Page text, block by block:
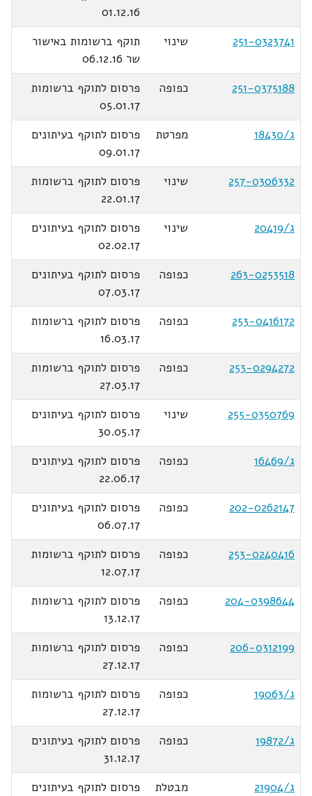
01.12.16
251-0323741
שינוי
תוקף ברשומות באישור
שר 06.12.16
251-0375188
כפופה
פרסום לתוקף ברשומות
05.01.17
ג/18430
מפרטת
פרסום לתוקף בעיתונים
09.01.17
257-0306332
שינוי
פרסום לתוקף ברשומות
22.01.17
ג/20419
שינוי
פרסום לתוקף בעיתונים
02.02.17
263-0253518
כפופה
פרסום לתוקף בעיתונים
07.03.17
253-0416172
כפופה
פרסום לתוקף ברשומות
16.03.17
253-0294272
כפופה
פרסום לתוקף ברשומות
27.03.17
255-0350769
שינוי
פרסום לתוקף בעיתונים
30.05.17
ג/16469
כפופה
פרסום לתוקף בעיתונים
22.06.17
202-0262147
כפופה
פרסום לתוקף בעיתונים
06.07.17
253-0240416
כפופה
פרסום לתוקף ברשומות
12.07.17
204-0398644
כפופה
פרסום לתוקף ברשומות
13.12.17
206-0312199
כפופה
פרסום לתוקף ברשומות
27.12.17
ג/19063
כפופה
פרסום לתוקף ברשומות
27.12.17
ג/19872
כפופה
פרסום לתוקף בעיתונים
31.12.17
ג/21904
מבטלת
פרסום לתוקף בעיתונים